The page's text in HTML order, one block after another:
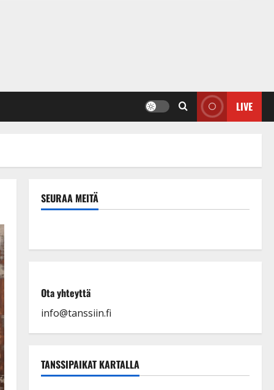
LIVE
SEURAA MEITÄ
Ota yhteyttä
info@tanssiin.fi
TANSSIPAIKAT KARTALLA